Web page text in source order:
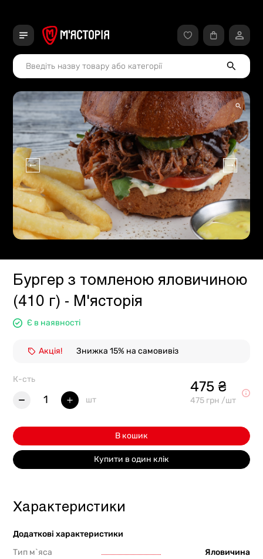
Бургер з томленою яловичиною
(410 г) - М'ясторія
Є в наявності
Акція! Знижка 15% на самовивіз
К-сть
1 шт
475 ₴
475 грн /шт
В кошик
Купити в один клік
Характеристики
Додаткові характеристики
Тип м`яса
Яловичина